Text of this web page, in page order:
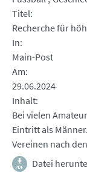
Titel
Recherche für
In
Main-Post
Am
29.06.2024
Inhalt
Bei vielen
Eintritt als
Vereinen nach
Datei